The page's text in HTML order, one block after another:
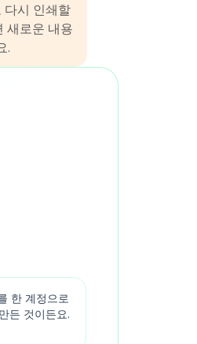
다시 인쇄할
새로운 내용
.
한 계정으로
든 것이든요.